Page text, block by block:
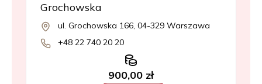
Grochowska
ul. Grochowska 166, 04-329 Warszawa
+48 22 740 20 20
900,00 zł